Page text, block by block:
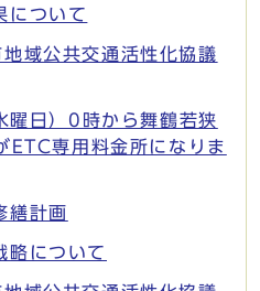
について
域公共交通活性化協議
日）0時から舞鶴若狭
ETC専用料金所になりま
繕計画
略について